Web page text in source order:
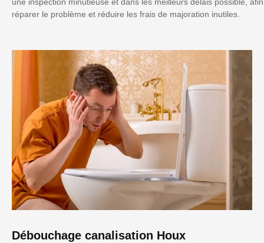
réparer le problème et réduire les frais de majoration inutiles.
Débouchage canalisation Houx